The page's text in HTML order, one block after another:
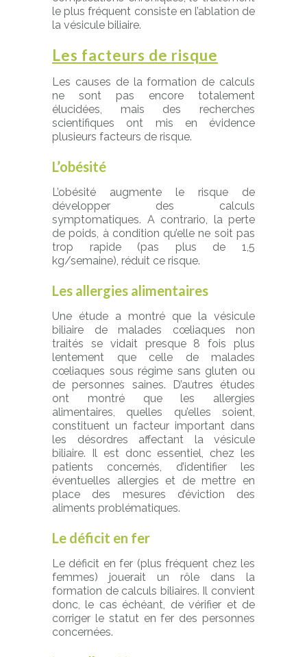
le plus fréquent consiste en l’ablation de
la vésicule biliaire.
Les facteurs de risque
Les causes de la formation de calculs
ne sont pas encore totalement
élucidées, mais des recherches
scientifiques ont mis en évidence
plusieurs facteurs de risque.
L’obésité
L’obésité augmente le risque de
développer des calculs
symptomatiques. A contrario, la perte
de poids, à condition qu’elle ne soit pas
trop rapide (pas plus de 1,5
kg/semaine), réduit ce risque.
Les allergies alimentaires
Une étude a montré que la vésicule
biliaire de malades cœliaques non
traités se vidait presque 8 fois plus
lentement que celle de malades
cœliaques sous régime sans gluten ou
de personnes saines. D’autres études
ont montré que les allergies
alimentaires, quelles qu’elles soient,
constituent un facteur important dans
les désordres affectant la vésicule
biliaire. Il est donc essentiel, chez les
patients concernés, d’identifier les
éventuelles allergies et de mettre en
place des mesures d’éviction des
aliments problématiques.
Le déficit en fer
Le déficit en fer (plus fréquent chez les
femmes) jouerait un rôle dans la
formation de calculs biliaires. Il convient
donc, le cas échéant, de vérifier et de
corriger le statut en fer des personnes
concernées.